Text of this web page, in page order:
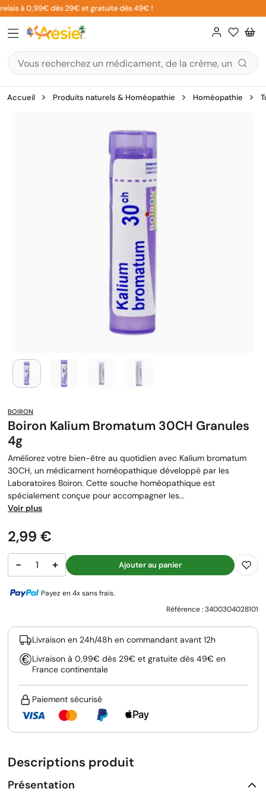
Aller
au
contenu
à 0,99€ dès 29€ et gratuite dès 49€ !
Accueil Produits naturels & Homéopathie Homéopathie
BOIRON
Boiron Kalium Bromatum 30CH Granules
4g
Améliorez votre bien-être au quotidien avec Kalium bromatum
30CH, un médicament homéopathique développé par les
Laboratoires Boiron. Cette souche homéopathique est
spécialement conçue pour accompagner les...
Voir plus
Prix
2,99 €
− + Ajouter au panier
Payez en 4x sans frais.
Référence :3400304028101
Livraison en 24h/48h en commandant avant 12h
Livraison à 0,99€ dès 29€ et gratuite dès 49€ en
France continentale
Paiement sécurisé
Descriptions produit
Présentation